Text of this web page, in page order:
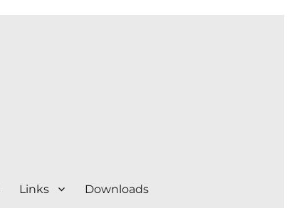
Links Downloads